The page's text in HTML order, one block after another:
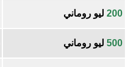
200 ليو روماني
500 ليو روماني